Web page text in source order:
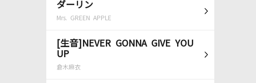
ダーリン
Mrs. GREEN APPLE
[生音]NEVER GONNA GIVE YOU
UP
倉木麻衣